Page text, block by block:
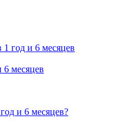
1 год и 6 месяцев
6 месяцев
и 6 месяцев?